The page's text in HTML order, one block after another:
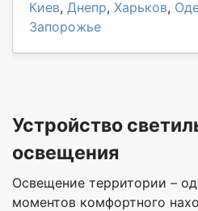
Киев, Днепр, Харьков,
Запорожье
Устройство
освещения
Освещение территории –
моментов комфортного